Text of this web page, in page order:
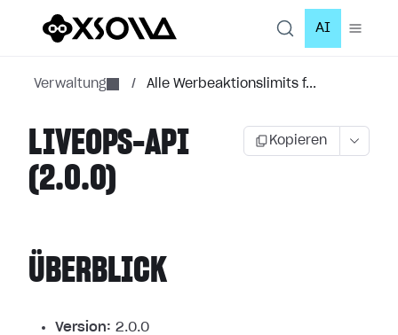
AI
Verwaltung / Alle Werbeaktionslimits f...
LIVEOPS-API
(2.0.0)
Kopieren
ÜBERBLICK
Version: 2.0.0